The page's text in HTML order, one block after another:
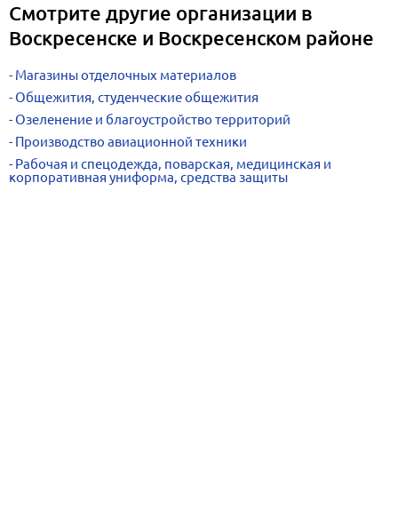
Смотрите другие организации в
Воскресенске и Воскресенском районе
Магазины отделочных материалов
Общежития, студенческие общежития
Озеленение и благоустройство территорий
Производство авиационной техники
Рабочая и спецодежда, поварская, медицинская и
корпоративная униформа, средства защиты